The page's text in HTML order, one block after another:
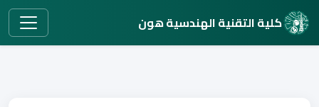
كلية التقنية الهندسية هون